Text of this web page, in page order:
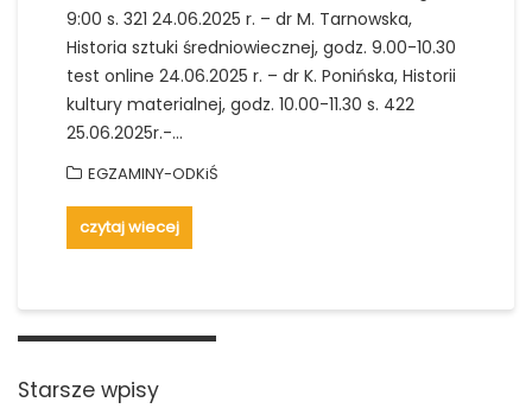
9:00 s. 321 24.06.2025 r. – dr M. Tarnowska,
Historia sztuki średniowiecznej, godz. 9.00-10.30
test online 24.06.2025 r. – dr K. Ponińska, Historii
kultury materialnej, godz. 10.00-11.30 s. 422
25.06.2025r.-…
EGZAMINY-ODKiŚ
czytaj wiecej
Nawigacja
wpisach
Starsze wpisy